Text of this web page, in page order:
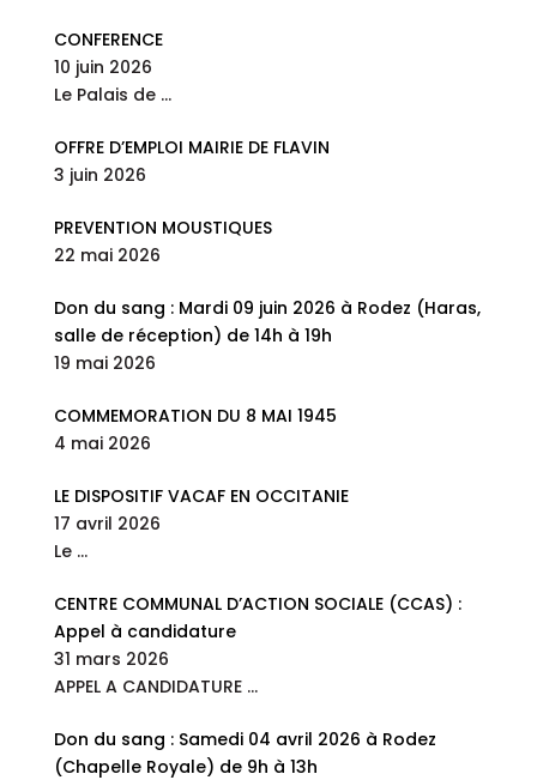
CONFERENCE
10 juin 2026
Le Palais de …
OFFRE D’EMPLOI MAIRIE DE FLAVIN
3 juin 2026
PREVENTION MOUSTIQUES
22 mai 2026
Don du sang : Mardi 09 juin 2026 à Rodez (Haras,
salle de réception) de 14h à 19h
19 mai 2026
COMMEMORATION DU 8 MAI 1945
4 mai 2026
LE DISPOSITIF VACAF EN OCCITANIE
17 avril 2026
Le …
CENTRE COMMUNAL D’ACTION SOCIALE (CCAS) :
Appel à candidature
31 mars 2026
APPEL A CANDIDATURE …
Don du sang : Samedi 04 avril 2026 à Rodez
(Chapelle Royale) de 9h à 13h